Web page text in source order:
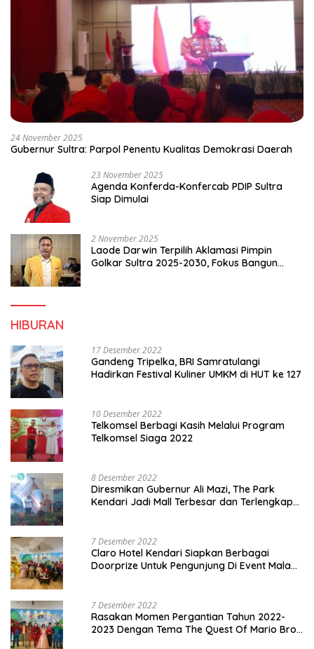
24 November 2025
Gubernur Sultra: Parpol Penentu Kualitas Demokrasi Daerah
23 November 2025
Agenda Konferda-Konfercab PDIP Sultra
Siap Dimulai
2 November 2025
Laode Darwin Terpilih Aklamasi Pimpin
Golkar Sultra 2025-2030, Fokus Bangun
HIBURAN
17 Desember 2022
Gandeng Tripelka, BRI Samratulangi
Hadirkan Festival Kuliner UMKM di HUT ke 127
10 Desember 2022
Telkomsel Berbagi Kasih Melalui Program
Telkomsel Siaga 2022
8 Desember 2022
Diresmikan Gubernur Ali Mazi, The Park
Kendari Jadi Mall Terbesar dan Terlengkap
7 Desember 2022
Claro Hotel Kendari Siapkan Berbagai
Doorprize Untuk Pengunjung Di Event Malam
7 Desember 2022
Rasakan Momen Pergantian Tahun 2022-
2023 Dengan Tema The Quest Of Mario Bros